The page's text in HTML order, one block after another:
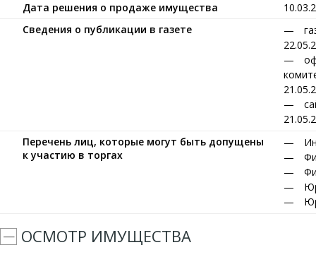
Дата решения о продаже имущества
Сведения о публикации в газете
Перечень лиц, которые могут быть допущены
к участию в торгах
ОСМОТР ИМУЩЕСТВА